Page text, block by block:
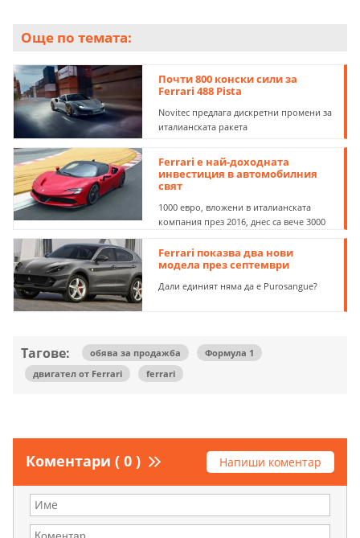
Още по темата:
Почти 800 конски сили за
Ferrari 488 Pista
Novitec предлага дискретни промени за
италианската ракета
Ferrari е най-доходната
инвестиция в автомобилния
свят
1000 евро, вложени в италианската
компания през 2016, днес са вече 3000
Ferrari показва два нови
модела през септември
Дали единият няма да е Purosangue?
Тагове: обява за продажба
Формула 1
двигател от Ferrari
ferrari
Коментари ( 0 ) Напиши коментар